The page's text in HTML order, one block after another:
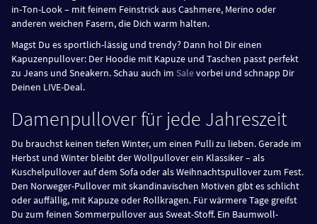
in-Ton-Look – mit feinem Feinstrick aus Cashmere, Merino oder
anderen weichen Fasern, die Dich warm halten.
Magst Du es sportlich-lässig und trendy? Dann hol Dir einen
Kapuzenpullover: Der Hoodie mit Kapuze und Taschen passt perfekt
zu Jeans und Sneakern. Schau auch im Salevorbei und schnapp Dir
Deinen LIVE-Deal.
Damenpullover für jede Jahreszeit
Du brauchst keinen tiefen Winter, um einen Pulli zu lieben. Gerade im
Herbst und Winter bleibt der Wollpullover ein Klassiker – als
Kuschelpullover auf dem Sofa oder als Weihnachtspullover zum Fest.
Den Norweger-Pullover mit skandinavischen Motiven gibt es schlicht
oder auffällig, mit Kapuze oder Rollkragen. Für wärmere Tage greifst
Du zum feinen Sommerpullover aus Sweat-Stoff. Ein Baumwoll-